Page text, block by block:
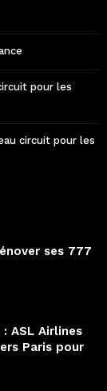
pour les
circuit pour les
ses 777
ASL Airlines
Paris pour